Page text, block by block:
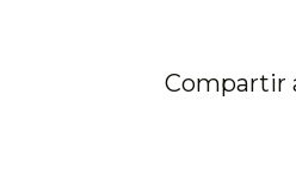
Compartir